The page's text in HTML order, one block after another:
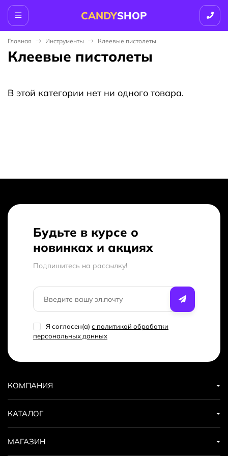
CANDYSHOP
Главная Инструменты Клеевые пистолеты
Клеевые пистолеты
В этой категории нет ни одного товара.
Будьте в курсе о
новинках и акциях
Подпишитесь на рассылкy!
Я согласен(a) с политикой обработки
персональных данных
КОМПАНИЯ
КАТАЛОГ
МАГАЗИН